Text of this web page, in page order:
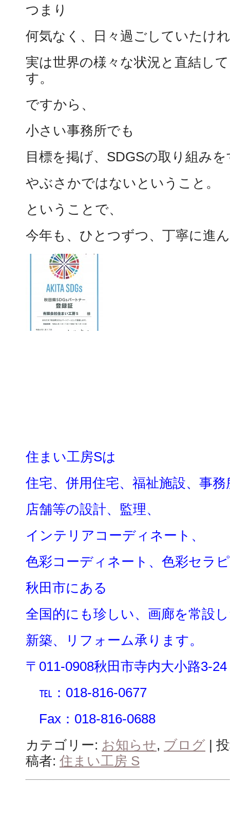
つまり
何気なく、日々過ごしていたけ
実は世界の様々な状況と直結し
す。
ですから、
小さい事務所でも
目標を掲げ、SDGSの取り組み
やぶさかではないということ。
ということで、
今年も、ひとつずつ、丁寧に進
住まい工房Sは
住宅、併用住宅、福祉施設、事務
店舗等の設計、監理、
インテリアコーディネート、
色彩コーディネート、色彩セラ
秋田市にある
全国的にも珍しい、画廊を常設
新築、リフォーム承ります。
〒011-0908秋田市寺内大小路3-24
℡：018-816-0677
Fax：018-816-0688
カテゴリー: お知らせ, ブログ |
稿者: 住まい工房 S